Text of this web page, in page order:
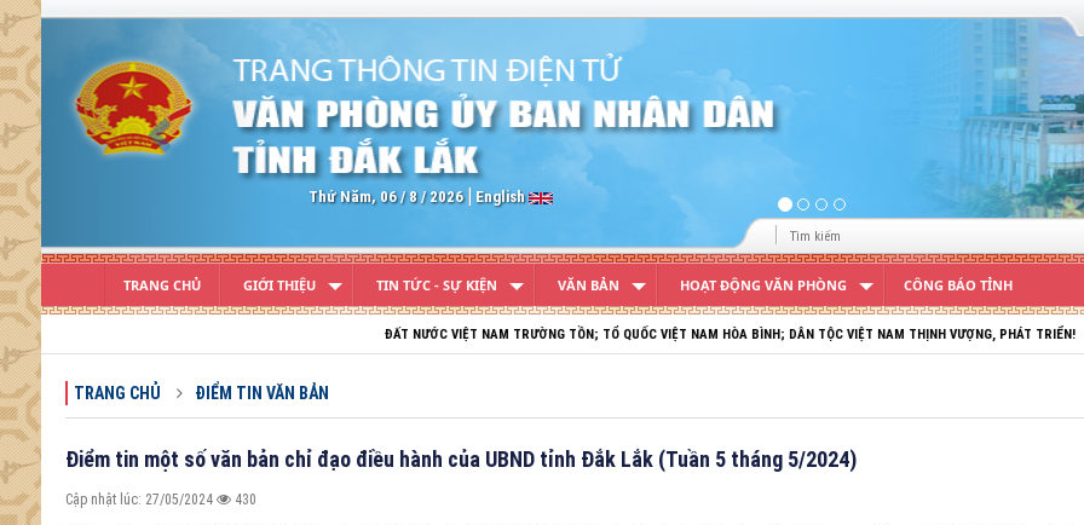
Previous
Thứ Năm, 06 / 8 / 2026 English
TRANG CHỦ GIỚI THIỆU TIN TỨC - SỰ KIỆN VĂN BẢN HOẠT ĐỘNG VĂN PHÒNG CÔNG BÁO TỈNH
ĐẤT NƯỚC VIỆT NAM TRƯỜNG TỒN; TỔ QUỐC VIỆT NAM HÒA BÌNH; DÂN TỘC VIỆT NAM THỊNH VƯỢNG, PHÁT TRIỂN!
TRANG CHỦ ĐIỂM TIN VĂN BẢN
Điểm tin một số văn bản chỉ đạo điều hành của UBND tỉnh Đắk Lắk (Tuần 5 tháng 5/2024)
Cập nhật lúc: 27/05/2024 430